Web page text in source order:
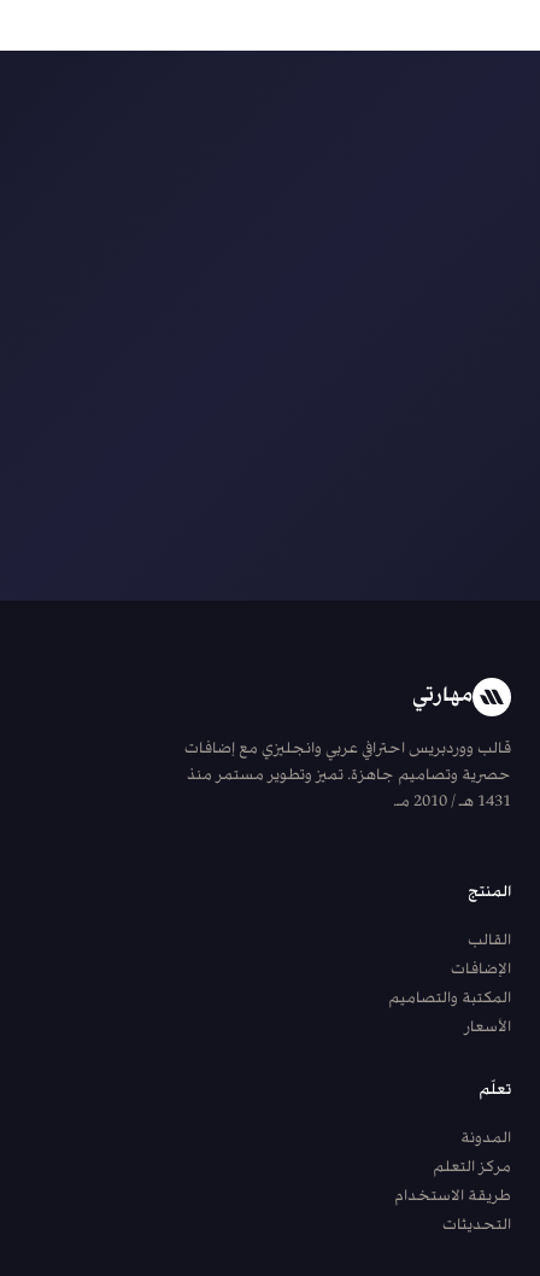
مهارتي
قالب ووردبريس احترافي عربي وانجليزي مع إضافات
حصرية وتصاميم جاهزة. تميز وتطوير مستمر منذ
1431 هـ / 2010 مـ.
المنتج
القالب
الإضافات
المكتبة والتصاميم
الأسعار
تعلّم
المدونة
مركز التعلم
طريقة الاستخدام
التحديثات